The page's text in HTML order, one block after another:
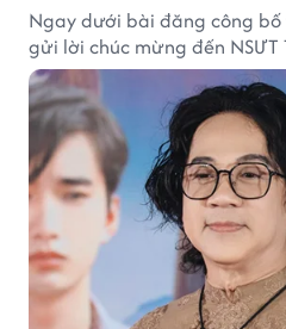
Ngay dưới bài đăng công
gửi lời chúc mừng đến NSƯT